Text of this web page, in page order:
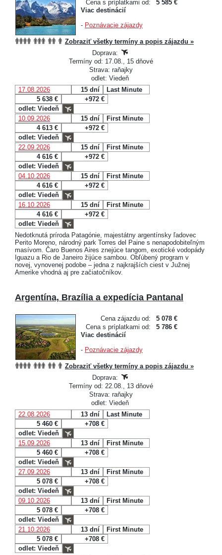
Cena s príplatkami od:
5 585 €
Viac destinácií
- Poznávacie zájazdy
Zobraziť všetky termíny a popis zájazdu »
Doprava:
Termíny od: 17.08., 15 dňové
Strava: raňajky
odlet: Viedeň
17.08.2026
15 dní
Last Minute
5 638 €
+972 €
odlet: Viedeň
10.09.2026
15 dní
First Minute
4 613 €
+972 €
odlet: Viedeň
22.09.2026
15 dní
First Minute
4 616 €
+972 €
odlet: Viedeň
04.10.2026
15 dní
First Minute
4 616 €
+972 €
odlet: Viedeň
16.10.2026
15 dní
First Minute
4 616 €
+972 €
odlet: Viedeň
Nedotknutá príroda Patagónie, majestátny argentínsky ľadovec
Perito Moreno, národný park Torres del Paine s nenapodobiteľným
masívom. Čaro Buenos Aires znejúce tangom, exotické vodopády
Iguazu a Rio de Janeiro žijúce sambou. Obľúbený program v
novej, vynovenej podobe – jedna z najkrajších ciest v Južnej
Amerike vhodná aj pre začiatočníkov.
Argentína, Brazília a expedícia Pantanal
Cena zájazdu od:
5 078 €
Cena s príplatkami od:
5 786 €
Viac destinácií
- Poznávacie zájazdy
Zobraziť všetky termíny a popis zájazdu »
Doprava:
Termíny od: 22.08., 13 dňové
Strava: raňajky
odlet: Viedeň
22.08.2026
13 dní
Last Minute
5 460 €
+708 €
odlet: Viedeň
15.09.2026
13 dní
First Minute
5 460 €
+708 €
odlet: Viedeň
27.09.2026
13 dní
First Minute
5 078 €
+708 €
odlet: Viedeň
09.10.2026
13 dní
First Minute
5 078 €
+708 €
odlet: Viedeň
21.10.2026
13 dní
First Minute
5 078 €
+708 €
odlet: Viedeň